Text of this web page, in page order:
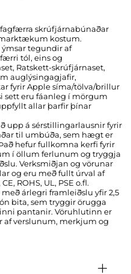
skrúfjárnabúnaðar
kostum.
tegundir af
tól, eins og
Ratskett-skrúfjárnaset,
auglýsingagjafir,
fyrir Apple síma/tölva/brillur
sett eru fáanleg í mörgum
allar þarfir þínar
upp á sérstillingarlausnir fyrir
til umbúða, sem hægt er
hefur fullkomna kerfi fyrir
í öllum ferlunum og tryggja
Verksmiðjan og vörunar
og eru með fullt úrval af
ROHS, UL, PSE o.fl.
árlegri framleiðslu yfir 2,5
bita, sem tryggir örugga
pantanir. Vöruhlutinn er
af verslunum, merkjum og